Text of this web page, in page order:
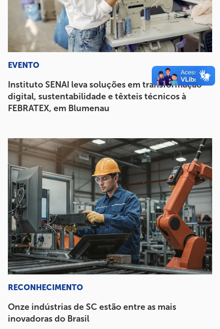
EVENTO
Instituto SENAI leva soluções em transformação
digital, sustentabilidade e têxteis técnicos à
FEBRATEX, em Blumenau
RECONHECIMENTO
Onze indústrias de SC estão entre as mais
inovadoras do Brasil